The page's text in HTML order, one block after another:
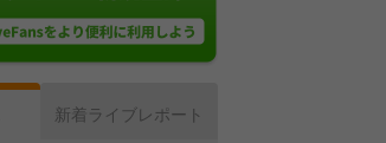
新着ライブレポート